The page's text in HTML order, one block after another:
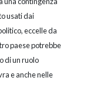
usati dai
eccelle da
paese potrebbe
di un ruolo
e anche nelle